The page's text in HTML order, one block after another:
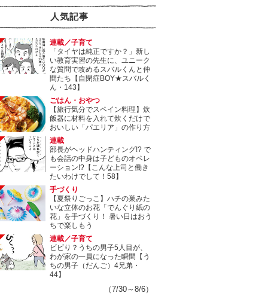
人気記事
連載／子育て
「タイヤは純正ですか？」新し
い教育実習の先生に、ユニーク
な質問で攻めるスバルくんと仲
間たち【自閉症BOY★スバルく
ん・143】
ごはん・おやつ
【旅行気分でスペイン料理】炊
飯器に材料を入れて炊くだけで
おいしい「パエリア」の作り方
連載
部長がヘッドハンティング!? で
も会話の中身は子どものオペレ
ーション!?【こんな上司と働き
たいわけでして！58】
手づくり
【夏祭りごっこ】ハチの巣みた
いな立体のお花「でんぐり紙の
花」を手づくり！ 暑い日はおう
ちで楽しもう
連載／子育て
ビビり？うちの男子5人目が、
わが家の一員になった瞬間【う
ちの男子（だんご）4兄弟・
44】
（7/30～8/6）